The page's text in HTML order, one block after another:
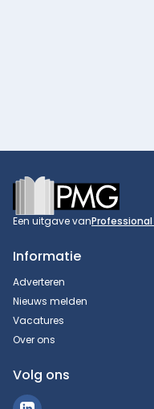
Footer
Een uitgave van
Informatie
Adverteren
Nieuws melden
Vacatures
Over ons
Volg ons